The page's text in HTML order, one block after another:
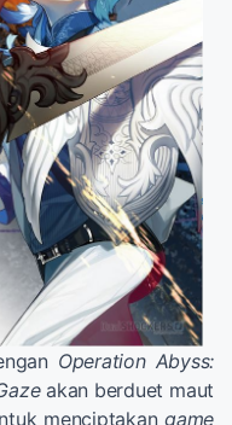
Operation Abyss:
akan berduet maut
menciptakan game